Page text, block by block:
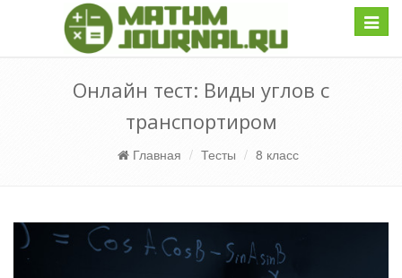
Онлайн тест: Виды углов с
транспортиром
Главная Тесты 8 класс